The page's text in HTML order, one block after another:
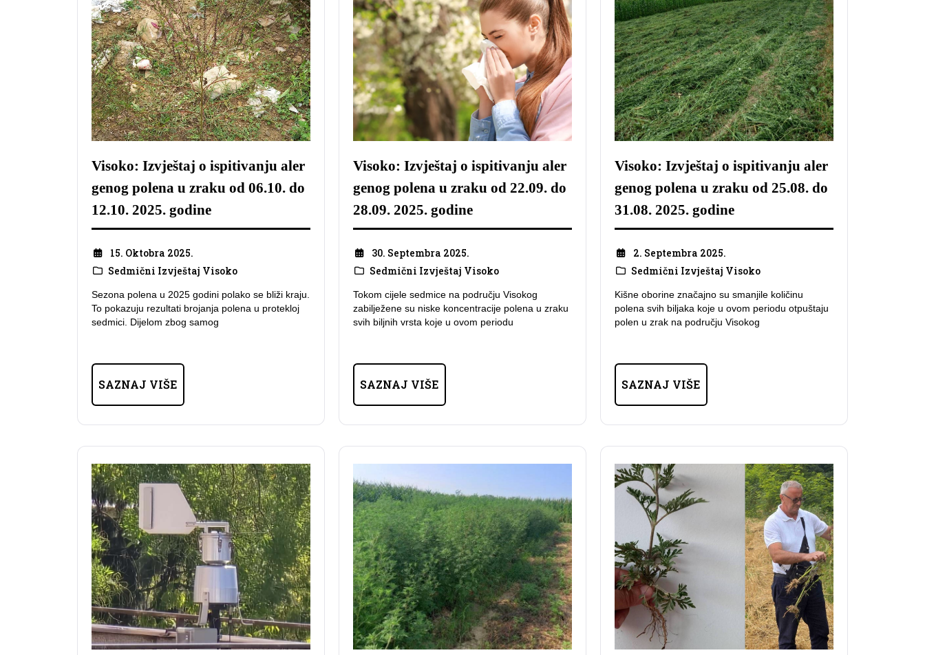
Visoko: Izvještaj o ispitivanju aler
genog polena u zraku od 06.10. do
12.10. 2025. godine
15. Oktobra 2025.
Sedmični Izvještaj Visoko
Sezona polena u 2025 godini polako se bliži kraju.
To pokazuju rezultati brojanja polena u protekloj
sedmici. Dijelom zbog samog
SAZNAJ VIŠE
Visoko: Izvještaj o ispitivanju aler
genog polena u zraku od 22.09. do
28.09. 2025. godine
30. Septembra 2025.
Sedmični Izvještaj Visoko
Tokom cijele sedmice na području Visokog
zabilježene su niske koncentracije polena u zraku
svih biljnih vrsta koje u ovom periodu
SAZNAJ VIŠE
Visoko: Izvještaj o ispitivanju aler
genog polena u zraku od 25.08. do
31.08. 2025. godine
2. Septembra 2025.
Sedmični Izvještaj Visoko
Kišne oborine značajno su smanjile količinu
polena svih biljaka koje u ovom periodu otpuštaju
polen u zrak na području Visokog
SAZNAJ VIŠE